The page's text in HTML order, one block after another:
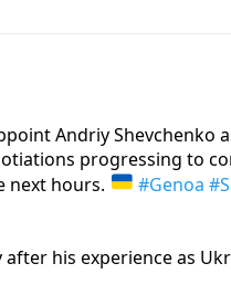
Andriy Shevchenko
progressing to
next hours.
#Genoa
his experience as